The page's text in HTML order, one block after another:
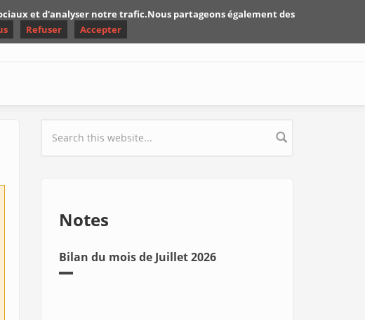
Search form
Notes
Bilan du mois de Juillet 2026
et d'analyser notre trafic.Nous partageons également des
Refuser Accepter